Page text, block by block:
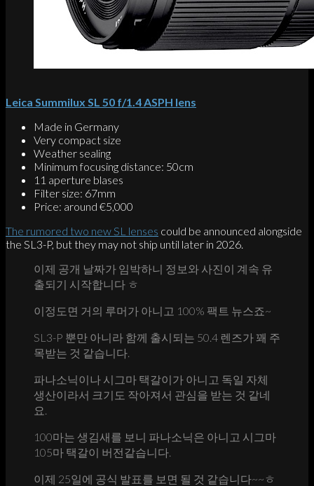
Leica Summilux SL 50 f/1.4 ASPH lens
Made in Germany
Very compact size
Weather sealing
Minimum focusing distance: 50cm
11 aperture blases
Filter size: 67mm
Price: around €5,000
The rumored two new SL lenses could be announced alongside
the SL3-P, but they may not ship until later in 2026.
이제 공개 날짜가 임박하니 정보와 사진이 계속 유
출되기 시작합니다 ㅎ
이정도면 거의 루머가 아니고 100% 팩트 뉴스죠~
SL3-P 뿐만 아니라 함께 출시되는 50.4 렌즈가 꽤 주
목받는 것 같습니다.
파나소닉이나 시그마 택갈이가 아니고 독일 자체
생산이라서 크기도 작아져서 관심을 받는 것 같네
요.
100마는 생김새를 보니 파나소닉은 아니고 시그마
105마 택갈이 버전같습니다.
이제 25일에 공식 발표를 보면 될 것 같습니다~~ㅎ